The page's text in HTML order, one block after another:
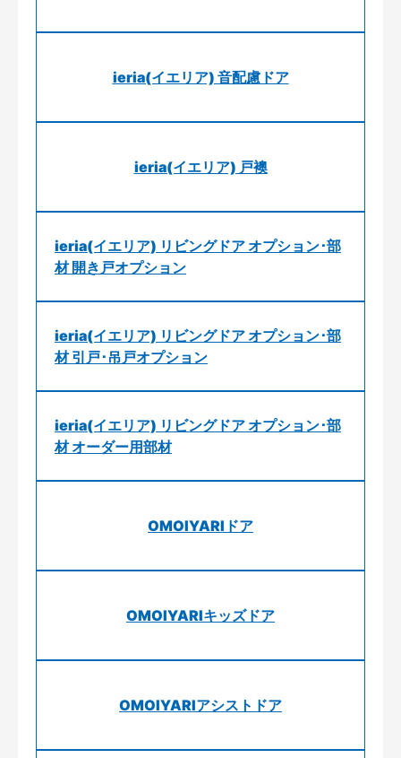
ieria(イエリア) 音配慮ドア
ieria(イエリア) 戸襖
ieria(イエリア) リビングドア オプション･部
材 開き戸オプション
ieria(イエリア) リビングドア オプション･部
材 引戸･吊戸オプション
ieria(イエリア) リビングドア オプション･部
材 オーダー用部材
OMOIYARIドア
OMOIYARIキッズドア
OMOIYARIアシストドア